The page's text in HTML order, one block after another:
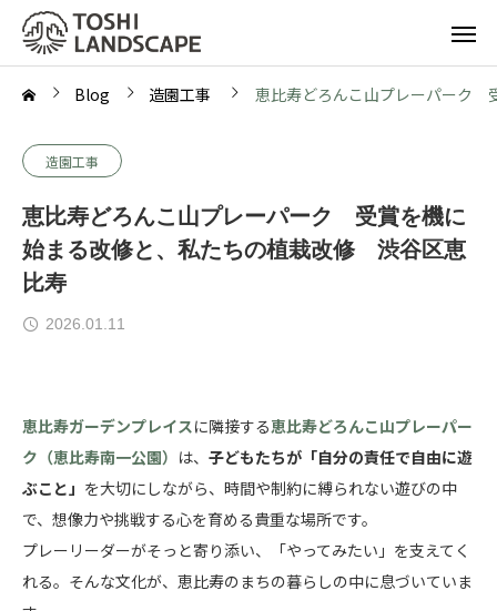
Blog 造園工事 恵比寿どろんこ山プレーパーク
造園工事
恵比寿どろんこ山プレーパーク 受賞を機に
始まる改修と、私たちの植栽改修 渋谷区恵
比寿
2026.01.11
恵比寿ガーデンプレイスに隣接する恵比寿どろんこ山プレーパー
ク（恵比寿南一公園） は、 子どもたちが「自分の責任で自由に遊
ぶこと」 を大切にしながら、時間や制約に縛られない遊びの中
で、想像力や挑戦する心を育める貴重な場所です。
プレーリーダーがそっと寄り添い、「やってみたい」を支えてく
れる。そんな文化が、恵比寿のまちの暮らしの中に息づいていま